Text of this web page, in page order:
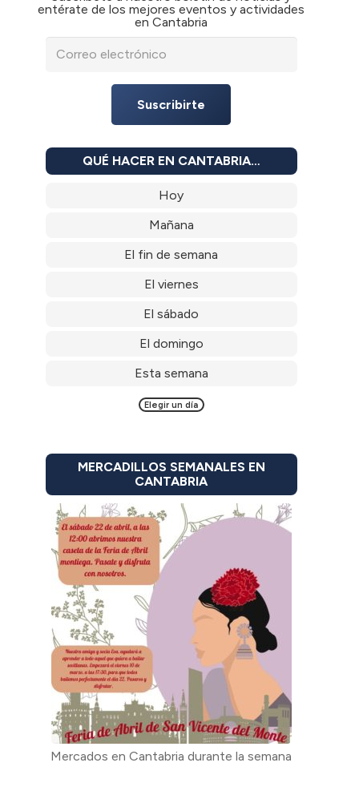
entérate de los mejores eventos y actividades
en Cantabria
Suscribirte
QUÉ HACER EN CANTABRIA…
Hoy
Mañana
El fin de semana
El viernes
El sábado
El domingo
Esta semana
Elegir un día
MERCADILLOS SEMANALES EN
CANTABRIA
Mercados en Cantabria durante la semana